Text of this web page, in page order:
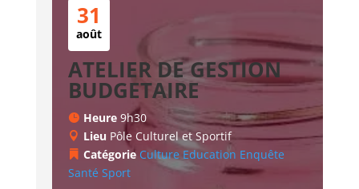
31
août
ATELIER DE GESTION
BUDGETAIRE
Heure 9h30
Lieu Pôle Culturel et Sportif
Catégorie Culture Education Enquête
Santé Sport